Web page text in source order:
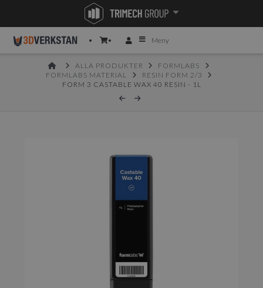
Meny
HOMEALLA PRODUKTER
FORMLABS
FORMLABS MATERIAL
RESIN FORM 2/3
FORM 3 CASTABLE WAX 40 RESIN - 1L